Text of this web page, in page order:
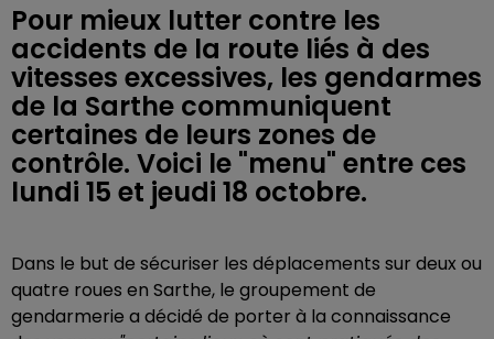
Pour mieux lutter contre les
accidents de la route liés à des
vitesses excessives, les gendarmes
de la Sarthe communiquent
certaines de leurs zones de
contrôle. Voici le "menu" entre ces
lundi 15 et jeudi 18 octobre.
Dans le but de sécuriser les déplacements sur deux ou
quatre roues en Sarthe, le groupement de
gendarmerie a décidé de porter à la connaissance